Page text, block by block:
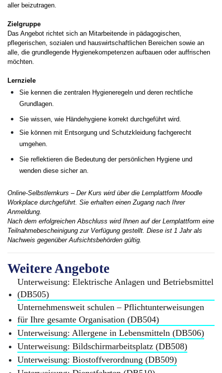
aller beizutragen.
Zielgruppe
Das Angebot richtet sich an Mitarbeitende in pädagogischen,
pflegerischen, sozialen und hauswirtschaftlichen Bereichen sowie an
alle, die grundlegende Hygienekompetenzen aufbauen oder auffrischen
möchten.
Lernziele
Sie kennen die zentralen Hygieneregeln und deren rechtliche
Grundlagen.
Sie wissen, wie Händehygiene korrekt durchgeführt wird.
Sie können mit Entsorgung und Schutzkleidung fachgerecht
umgehen.
Sie reflektieren die Bedeutung der persönlichen Hygiene und
wenden diese sicher an.
Online-Selbstlernkurs – Der Kurs wird über die Lernplattform Moodle
Workplace durchgeführt. Sie erhalten einen Zugang nach Ihrer
Anmeldung.
Nach dem erfolgreichen Abschluss wird Ihnen auf der Lernplattform eine
Teilnahmebescheinigung zur Verfügung gestellt. Diese ist 1 Jahr als
Nachweis gegenüber Aufsichtsbehörden gültig.
Weitere Angebote
Unterweisung: Elektrische Anlagen und Betriebsmittel
(DB505)
Unternehmensweit schulen – Pflichtunterweisungen
für Ihre gesamte Organisation (DB504)
Unterweisung: Allergene in Lebensmitteln (DB506)
Unterweisung: Bildschirmarbeitsplatz (DB508)
Unterweisung: Biostoffverordnung (DB509)